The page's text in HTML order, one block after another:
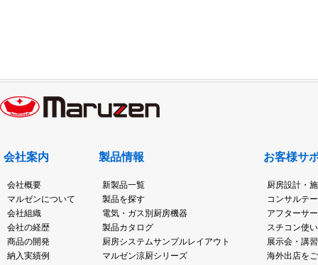
会社案内
会社概要
マルゼンについて
会社組織
会社の経歴
商品の開発
納入実績例
製品情報
新製品一覧
製品を探す
電気・ガス別厨房機器
製品カタログ
厨房システムサンプルレイアウト
マルゼン涼厨シリーズ
お客様サ
厨房設計・
コンサルテ
アフターサ
スチコン使
展示会・講
海外出店を